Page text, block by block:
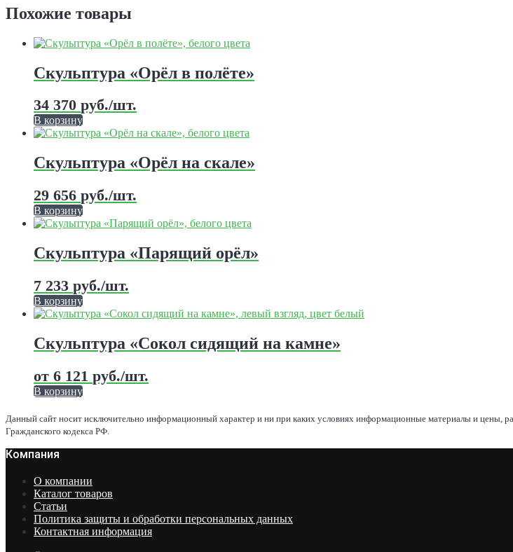
Похожие товары
Скульптура «Орёл в полёте»
34 370 руб./шт.
В корзину
Этот
имеет
несколько
Опции
можно
выбрать
странице
товара.
Скульптура «Орёл на скале»
29 656 руб./шт.
В корзину
Этот
имеет
несколько
Опции
можно
выбрать
странице
товара.
Скульптура «Парящий орёл»
7 233 руб./шт.
В корзину
Этот
имеет
несколько
Опции
можно
выбрать
на
Скульптура «Сокол сидящий на камне»
от 6 121 руб./шт.
В корзину
товар
имеет
вариаций.
можно
выбрать
на
странице
товара.
Данный сайт носит исключительно информационный характер и ни при каких условиях информационные материалы и цены,
Гражданского кодекса РФ.
Компания
О компании
Каталог товаров
Статьи
Политика защиты и обработки персональных данных
Контактная информация